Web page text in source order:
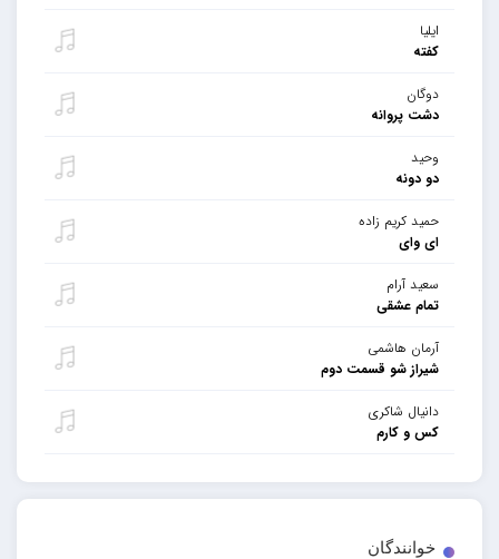
ایلیا
کفته
دوگان
دشت پروانه
وحید
دو دونه
حمید کریم زاده
ای وای
سعید آرام
تمام عشقی
آرمان هاشمی
شیراز شو قسمت دوم
دانیال شاکری
کس و کارم
خوانندگان